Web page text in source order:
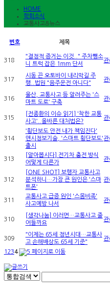
HOME
학회소식
교통사고&뉴스
번호 제목
318
"결정적 증거는 이것.." 주차뺑소
니 트럭 잡은 1mm 단서
관
317
시동 끈 오토바이 내리막길 주
행..법원 "음주운전 아니다"
관
316
울산, 교통사고 등 알려주는 '스
마트 도로' 구축
관
315
[전종환의 이슈 읽기] '착한 교통
사고'..올바른 대처법은?
관
314
'횡단보도 안전 내가 책임진다'
앤시정보기술, '스마트 횡단보도'
출시
관
313
[알아봅시다] 전기차 충전 방식
어떻게 다른가
관
312
[ONE SHOT] 보행자 교통사고
분석하니…가장 큰 원인은 '스마
트폰'
관
311
교통사고 급증 원인 '스몸비족'
사고예방 나서
관
310
[생각나눔] 이러면…교통사고 줄
어들까요
관
309
"이제는 65세 정년시대…교통사
고 손해배상도 65세 기준"
관
1 234